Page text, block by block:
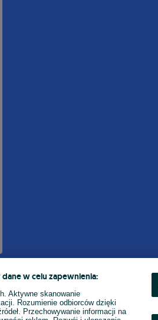
w celu zapewnienia:
Aktywne skanowanie
Rozumienie odbiorców dzięki
Przechowywanie informacji na